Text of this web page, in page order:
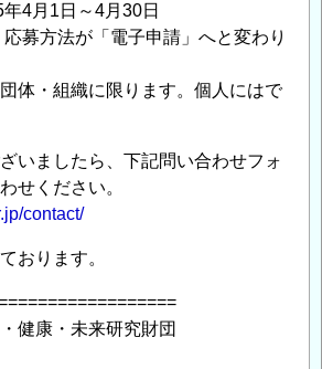
4月1日～4月30日
募方法が「電子申請」へと変わり
体・組織に限ります。個人にはで
いましたら、下記問い合わせフォ
せください。
contact/
おります。
健康・未来研究財団